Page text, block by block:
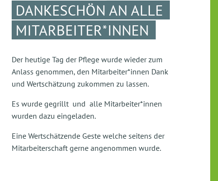
ANKESCHÖN AN ALLE M
ITARBEITER*INNEN
Der heutige Tag der Pflege wurde wieder zum
Anlass genommen, den Mitarbeiter*innen Dank
und Wertschätzung zukommen zu lassen.
Es wurde gegrillt und alle Mitarbeiter*innen
wurden dazu eingeladen.
Eine Wertschätzende Geste welche seitens der
Mitarbeiterschaft gerne angenommen wurde.